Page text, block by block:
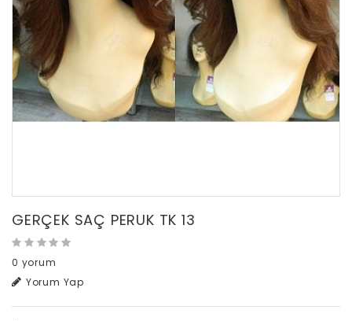
GERÇEK SAÇ PERUK TK 13
0 yorum
Yorum Yap